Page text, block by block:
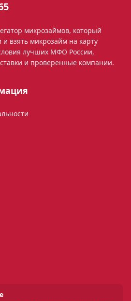
микрозаймов, который
взять микрозайм на карту
лучших МФО России,
и проверенные компании.